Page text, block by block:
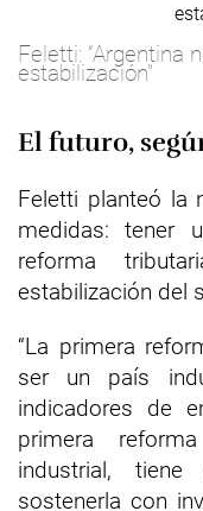
Feletti: “Argentina
estabilización"
El futuro,
Feletti planteó la
medidas: tener
reforma
estabilización del
“La primera
ser un país
indicadores de
primera
industrial,
sostenerla con